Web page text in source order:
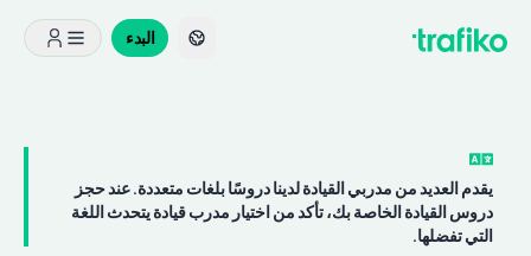
البدء
يقدم العديد من مدربي القيادة لدينا دروسًا بلغات متعددة. عند حجز
دروس القيادة الخاصة بك، تأكد من اختيار مدرب قيادة يتحدث اللغة
التي تفضلها.